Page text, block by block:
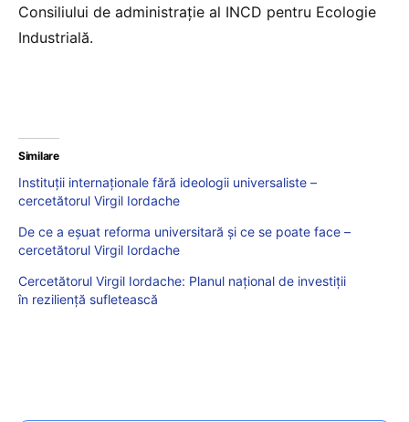
Consiliului de administrație al INCD pentru Ecologie
Industrială.
Similare
Instituții internaționale fără ideologii universaliste –
cercetătorul Virgil Iordache
De ce a eșuat reforma universitară și ce se poate face –
cercetătorul Virgil Iordache
Cercetătorul Virgil Iordache: Planul național de investiții
în reziliență sufletească